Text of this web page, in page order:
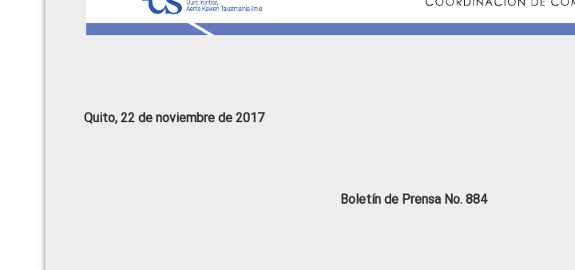
Quito, 22 de noviembre de 2017
Boletín de Prensa No. 884